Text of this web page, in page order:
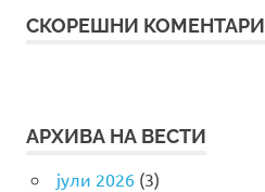
СКОРЕШНИ КОМЕНТАРИ
АРХИВА НА ВЕСТИ
јули 2026(3)